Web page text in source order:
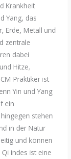
Krankheit
Yang, das
Erde, Metall und
zentrale
dabei
Hitze,
Praktiker ist
Yin und Yang
ein
stehen
in der Natur
und können
indes ist eine